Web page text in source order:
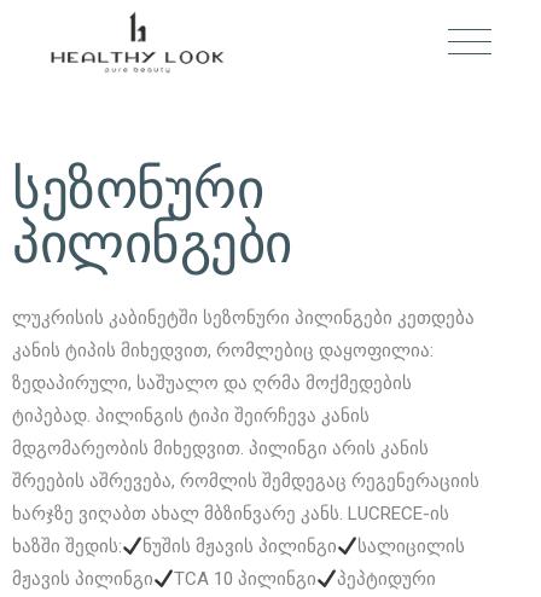
სეზონური
პილინგები
ლუკრისის კაბინეტში სეზონური პილინგები კეთდება
კანის ტიპის მიხედვით, რომლებიც დაყოფილია:
ზედაპირული, საშუალო და ღრმა მოქმედების
ტიპებად. პილინგის ტიპი შეირჩევა კანის
მდგომარეობის მიხედვით. პილინგი არის კანის
შრეების აშრევება, რომლის შემდეგაც რეგენერაციის
ხარჯზე ვიღაბთ ახალ მბზინვარე კანს. LUCRECE-ის
ხაზში შედის:
ნუშის მჟავის პილინგი
სალიცილის
მჟავის პილინგი
TCA 10 პილინგი
პეპტიდური